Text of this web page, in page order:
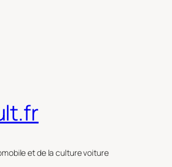
et de la culture voiture